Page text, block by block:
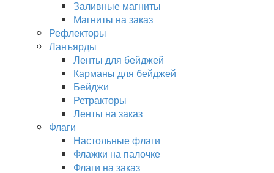
Заливные магниты
Магниты на заказ
Рефлекторы
Ланъярды
Ленты для бейджей
Карманы для бейджей
Бейджи
Ретракторы
Ленты на заказ
Флаги
Настольные флаги
Флажки на палочке
Флаги на заказ